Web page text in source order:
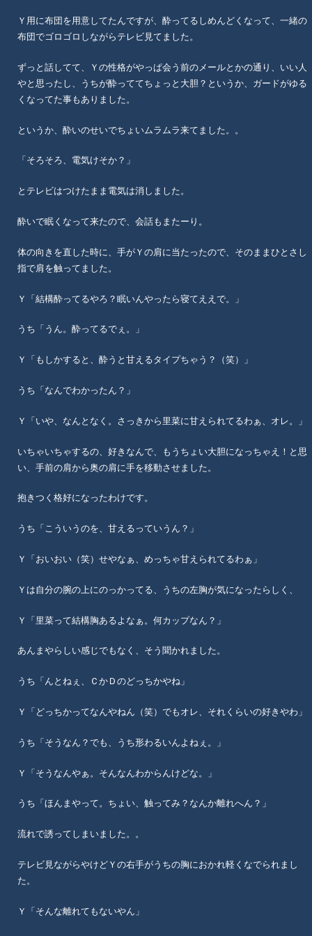
Ｙ用に布団を用意してたんですが、酔ってるしめんどくなって、一緒の
布団でゴロゴロしながらテレビ見てました。
ずっと話してて、Ｙの性格がやっぱ会う前のメールとかの通り、いい人
やと思ったし、うちが酔っててちょっと大胆？というか、ガードがゆる
くなってた事もありました。
というか、酔いのせいでちょいムラムラ来てました。。
「そろそろ、電気けそか？」
とテレビはつけたまま電気は消しました。
酔いで眠くなって来たので、会話もまたーり。
体の向きを直した時に、手がＹの肩に当たったので、そのままひとさし
指で肩を触ってました。
Ｙ「結構酔ってるやろ？眠いんやったら寝てええで。」
うち「うん。酔ってるでぇ。」
Ｙ「もしかすると、酔うと甘えるタイプちゃう？（笑）」
うち「なんでわかったん？」
Ｙ「いや、なんとなく。さっきから里菜に甘えられてるわぁ、オレ。」
いちゃいちゃするの、好きなんで、もうちょい大胆になっちゃえ！と思
い、手前の肩から奥の肩に手を移動させました。
抱きつく格好になったわけです。
うち「こういうのを、甘えるっていうん？」
Ｙ「おいおい（笑）せやなぁ、めっちゃ甘えられてるわぁ」
Ｙは自分の腕の上にのっかってる、うちの左胸が気になったらしく、
Ｙ「里菜って結構胸あるよなぁ。何カップなん？」
あんまやらしい感じでもなく、そう聞かれました。
うち「んとねぇ、ＣかＤのどっちかやね」
Ｙ「どっちかってなんやねん（笑）でもオレ、それくらいの好きやわ」
うち「そうなん？でも、うち形わるいんよねぇ。」
Ｙ「そうなんやぁ。そんなんわからんけどな。」
うち「ほんまやって。ちょい、触ってみ？なんか離れへん？」
流れで誘ってしまいました。。
テレビ見ながらやけどＹの右手がうちの胸におかれ軽くなでられまし
た。
Ｙ「そんな離れてもないやん」